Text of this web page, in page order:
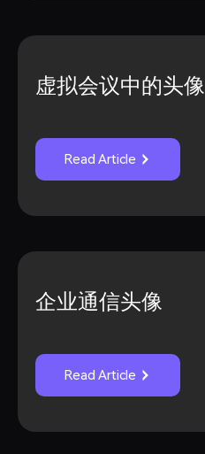
虚拟会议中的头像
Read Article
企业通信头像
Read Article